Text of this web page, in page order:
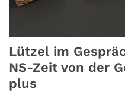
Lützel im
NS-Zeit von der
plus